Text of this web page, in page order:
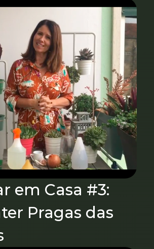
em Casa #3:
Pragas das